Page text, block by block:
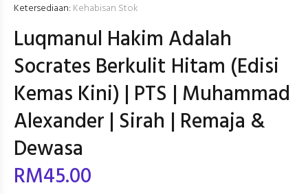
Ketersediaan: Kehabisan Stok
Luqmanul Hakim Adalah
Socrates Berkulit Hitam (Edisi
Kemas Kini) | PTS | Muhammad
Alexander | Sirah | Remaja &
Dewasa
RM45.00